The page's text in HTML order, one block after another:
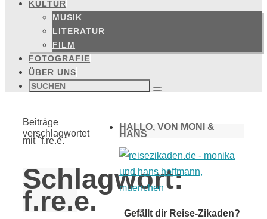
KULTUR
MUSIK
LITERATUR
FILM
FOTOGRAFIE
ÜBER UNS
Suchen
nach: Suchen
Start
Beiträge
verschlagwortet
mit "f.re.e."
Schlagwort:
f.re.e.
HALLO, VON MONI &
HANS
Gefällt dir Reise-Zikaden?